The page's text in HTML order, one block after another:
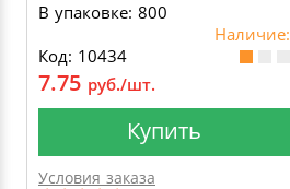
В упаковке: 800
Наличие:
Код: 10434
7.75 руб./шт.
Купить
Условия заказа